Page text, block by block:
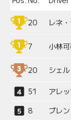
20 レネ
7 小林
20 シェ
51
アレ
8
ブレ